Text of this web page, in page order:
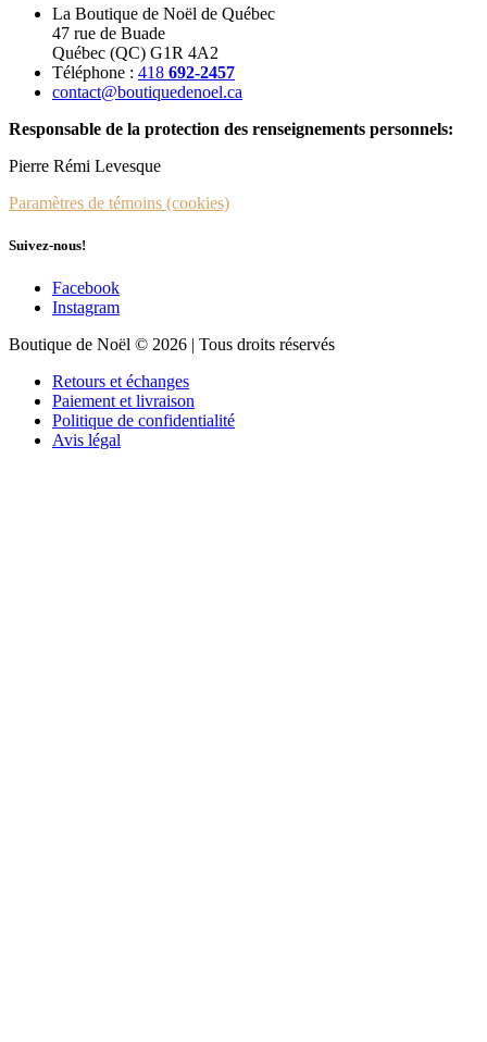
La Boutique de Noël de Québec
47 rue de Buade
Québec (QC) G1R 4A2
Téléphone : 418 692-2457
contact@boutiquedenoel.ca
Responsable de la protection des renseignements personnels:
Pierre Rémi Levesque
Paramètres de témoins (cookies)
Suivez-nous!
Facebook
Instagram
Boutique de Noël © 2026 | Tous droits réservés
Retours et échanges
Paiement et livraison
Politique de confidentialité
Avis légal